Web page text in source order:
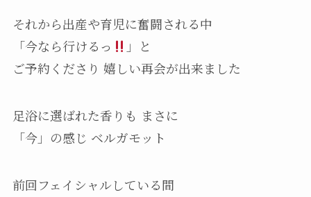
それから出産や育児に奮闘される中
「今なら行けるっ
」と
ご予約くださり 嬉しい再会が出来ました
足浴に選ばれた香りも まさに
「今」の感じ ベルガモット
前回フェイシャルしている間